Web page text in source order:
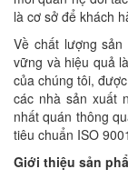
là cơ sở để khách
Về chất lượng
vững và hiệu quả
của chúng tôi,
các nhà sản xuất
nhất quán thông
tiêu chuẩn ISO
Giới thiệu sản